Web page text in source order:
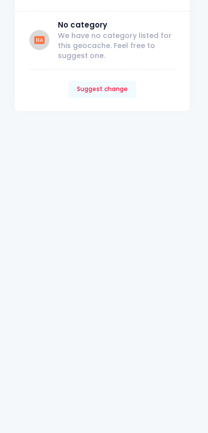
No category
We have no category listed for
this geocache. Feel free to
suggest one.
Suggest change